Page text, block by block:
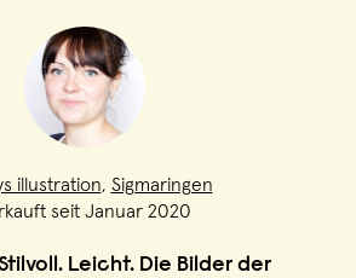
illustration, Sigmaringen
seit Januar 2020
Leicht. Die Bilder der